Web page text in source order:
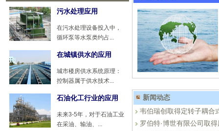
污水处理应用
在污水处理设备投入中，
循环泵等水泵类约占...
在城镇供水的应用
城市楼房供水系统原理：
控制器属于供水技术...
石油化工行业的应用
未来3-5年，对于石油工业
在采油、输油、...
新闻动态
韦伯瑞创取得定转子耦合
罗伯特·博世有限公司取